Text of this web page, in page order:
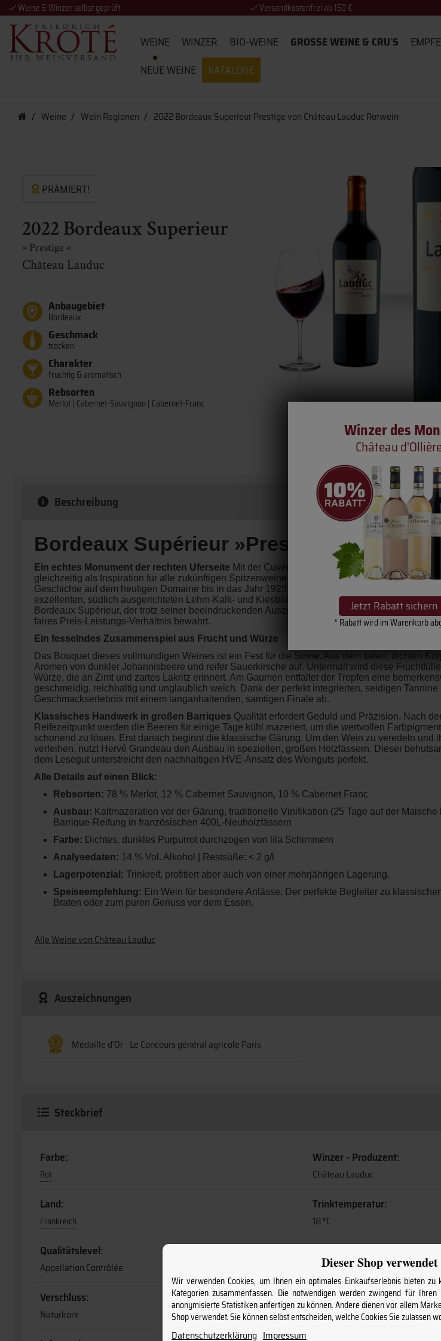
Winzer des
Château
Jetzt Rabatt sichern
* Rabatt wird im Warenkorb
Weine & Winzer selbst geprüft Versandkostenfrei ab 150 €
WEINE WINZER BIO-WEINE GROSSE WEINE & CRU´S
NEUE WEINE
KATALOGE
Weine Wein Regionen 2022 Bordeaux Superieur Prestige von Château Lauduc Rotwein
PRÄMIERT!
2022 Bordeaux Superieur
» Prestige «
Château Lauduc
Anbaugebiet
Bordeaux
Geschmack
trocken
Charakter
fruchtig & aromatisch
Rebsorten
Merlot | Cabernet-Sauvignon | Cabernet-Franc
Beschreibung
Bordeaux Supérieur »Prestige« | Château
Ein echtes Monument der rechten Uferseite Mit der Cuvée „Prestige“ präsentiert das
gleichzeitig als Inspiration für alle zukünftigen Spitzenweine des Hauses dient. Auf dem
Geschichte auf dem heutigen Domaine bis in das Jahr 1923 zurückreicht
, kultiviert die Familie
exzellenten, südlich ausgerichteten Lehm-Kalk- und Kiesböden der Gemeinde Tresses. Hier
Bordeaux Supérieur, der trotz seiner beeindruckenden Auszeichnungen und seiner
faires Preis-Leistungs-Verhältnis bewahrt.
Ein fesselndes Zusammenspiel aus Frucht und Würze
Das Bouquet dieses vollmundigen Weines ist ein Fest für die Sinne. Aus dem tiefen, dichten
Aromen von dunkler Johannisbeere und reifer Sauerkirsche auf. Untermalt wird diese
Würze, die an Zimt und zartes Lakritz erinnert. Am Gaumen entfaltet der Tropfen eine
geschmeidig, reichhaltig und unglaublich weich. Dank der perfekt integrierten, seidigen Tannine
Geschmackserlebnis mit einem langanhaltenden, samtigen Finale ab.
Klassisches Handwerk in großen Barriques Qualität erfordert Geduld und Präzision. Nach
Reifezeitpunkt werden die Beeren für einige Tage kühl mazeriert, um die wertvollen
schonend zu lösen. Erst danach beginnt die klassische Gärung. Um den Wein zu veredeln und
verleihen, nutzt Hervé Grandeau den Ausbau in speziellen, großen Holzfässern. Dieser
dem Lesegut unterstreicht den nachhaltigen HVE-Ansatz des Weinguts perfekt.
Alle Details auf einen Blick:
Rebsorten: 78 % Merlot, 12 % Cabernet Sauvignon, 10 % Cabernet Franc
Ausbau: Kaltmazeration vor der Gärung, traditionelle Vinifikation (25 Tage auf der Maische
Barrique-Reifung in französischen 400L-Neuholzfässern
Farbe: Dichtes, dunkles Purpurrot durchzogen von lila Schimmern
Analysedaten: 14 % Vol. Alkohol | Restsüße: < 2 g/l
Lagerpotenzial: Trinkreif, profitiert aber auch von einer mehrjährigen Lagerung.
Speiseempfehlung: Ein Wein für besondere Anlässe. Der perfekte Begleiter zu
Braten oder zum puren Genuss vor dem Essen.
Alle Weine von Château Lauduc
Auszeichnungen
Médaille d'Or - Le Concours général agricole Paris
Steckbrief
Farbe:
Rot
Winzer - Produzent:
Château Lauduc
Land:
Frankreich
Trinktemperatur:
18 °C
Qualitätslevel:
Appellation Contrôlée 14 %
Verschluss:
Naturkork
Lagerfähig:
2029
Dieser Shop
Wir verwenden Cookies, um Ihnen ein optimales Einkaufserlebnis bieten
Kategorien zusammenfassen. Die notwendigen werden zwingend für
anonymisierte Statistiken anfertigen zu können. Andere dienen vor allem
Shop verwendet. Sie können selbst entscheiden, welche Cookies Sie zulassen
Datenschutzerklärung Impressum